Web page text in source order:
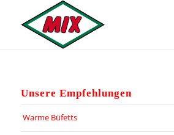
Inhalt
springen
Navigation
springen
Unsere Empfehlungen
Warme Büfetts